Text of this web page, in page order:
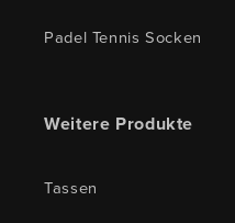
Padel Tennis Socken
Weitere Produkte
Tassen